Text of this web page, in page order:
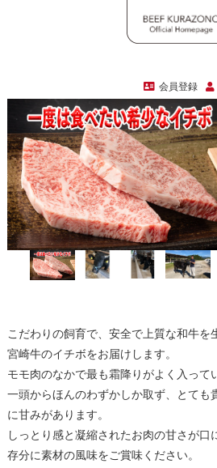
会員登録
こだわりの飼育で、安全で上質な和牛を
宮崎牛のイチボをお届けします。
モモ肉のなかで最も霜降りがよく入って
一頭からほんのわずかしか取ず、とても
に甘みがあります。
しっとり感と凝縮されたお肉の甘さが口
存分に素材の風味をご賞味ください。